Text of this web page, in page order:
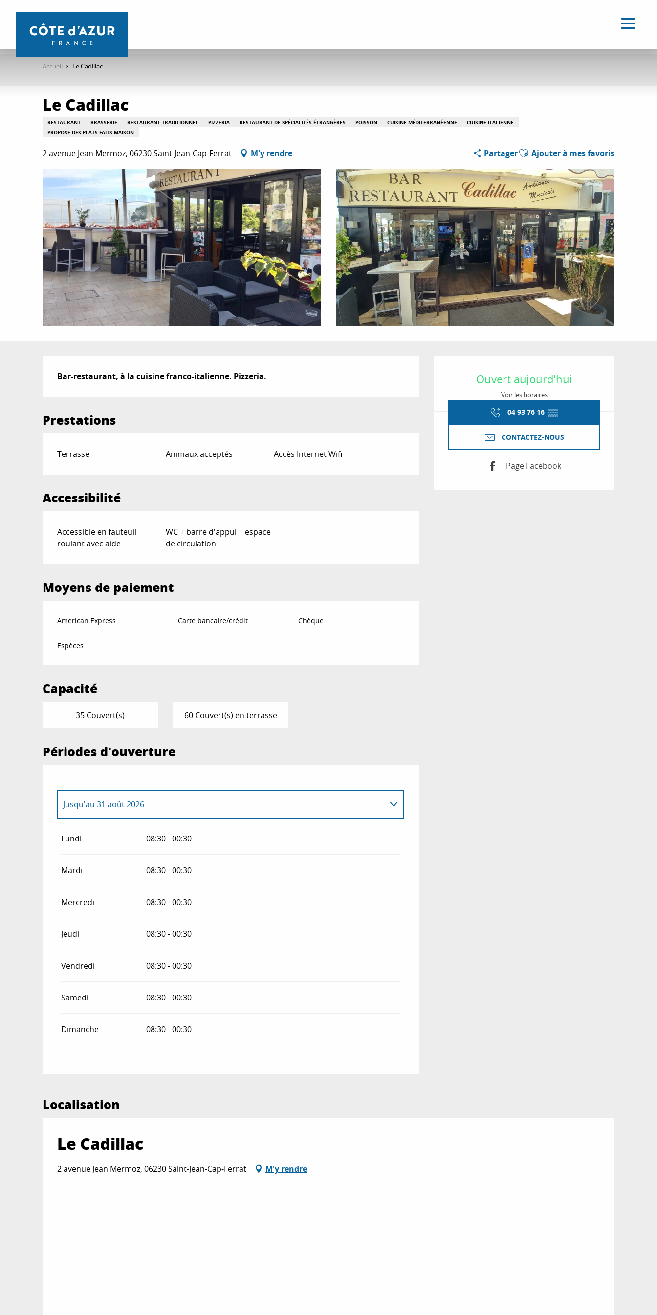
contenu
Accueil Le Cadillac
Le Cadillac
RESTAURANT BRASSERIE RESTAURANT TRADITIONNEL PIZZERIA RESTAURANT DE SPÉCIALITÉS ÉTRANGÈRES POISSON CUISINE MÉDITERRANÉENNE
CUISINE ITALIENNE
PROPOSE DES PLATS FAITS MAISON
2 avenue Jean Mermoz, 06230 Saint-Jean-Cap-Ferrat M'y rendre PartagerAjouter aux favoris
Ajouter à mes favoris
Ouverture et
Ouvert aujourd'hui
Voir les horaires
04 93 76 16 ▒▒
CONTACTEZ-NOUS
Page Facebook
Description
Bar-restaurant, à la cuisine franco-italienne. Pizzeria.
Prestations
Terrasse Animaux acceptés Accès Internet Wifi
Accessibilité
Accessible en fauteuil
roulant avec aide
WC + barre d'appui + espace
de circulation
Moyens de paiement
American Express Carte bancaire/crédit Chèque
Espèces
Capacité
35 Couvert(s) 60 Couvert(s) en terrasse
Périodes d'ouverture
Jusqu'au 31 août 2026
Lundi 08:30 - 00:30
Mardi 08:30 - 00:30
Mercredi 08:30 - 00:30
Jeudi 08:30 - 00:30
Vendredi 08:30 - 00:30
Samedi 08:30 - 00:30
Dimanche 08:30 - 00:30
Localisation
Le Cadillac
2 avenue Jean Mermoz, 06230 Saint-Jean-Cap-Ferrat M'y rendre